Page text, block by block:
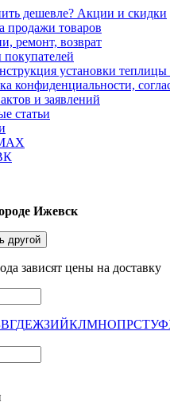
дешевле? Акции и скидки
продажи товаров
ремонт, возврат
установки теплицы
конфиденциальности,
и заявлений
статьи
Ижевск
другой
зависят цены на доставку
ВГДЕЖЗИЙКЛМНОПРСТУФ